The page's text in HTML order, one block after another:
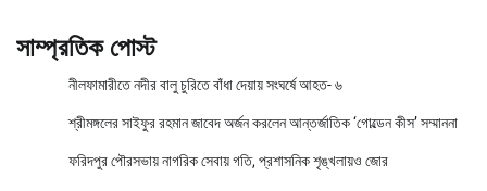
সাম্প্রতিক পোস্ট
নীলফামারীতে নদীর বালু চুরিতে বাঁধা দেয়ায় সংঘর্ষে আহত- ৬
শ্রীমঙ্গলের সাইফুর রহমান জাবেদ অর্জন করলেন আন্তর্জাতিক ‘গোল্ডেন কীস’ সম্মাননা
ফরিদপুর পৌরসভায় নাগরিক সেবায় গতি, প্রশাসনিক শৃঙ্খলায়ও জোর